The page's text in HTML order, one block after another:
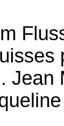
Jean